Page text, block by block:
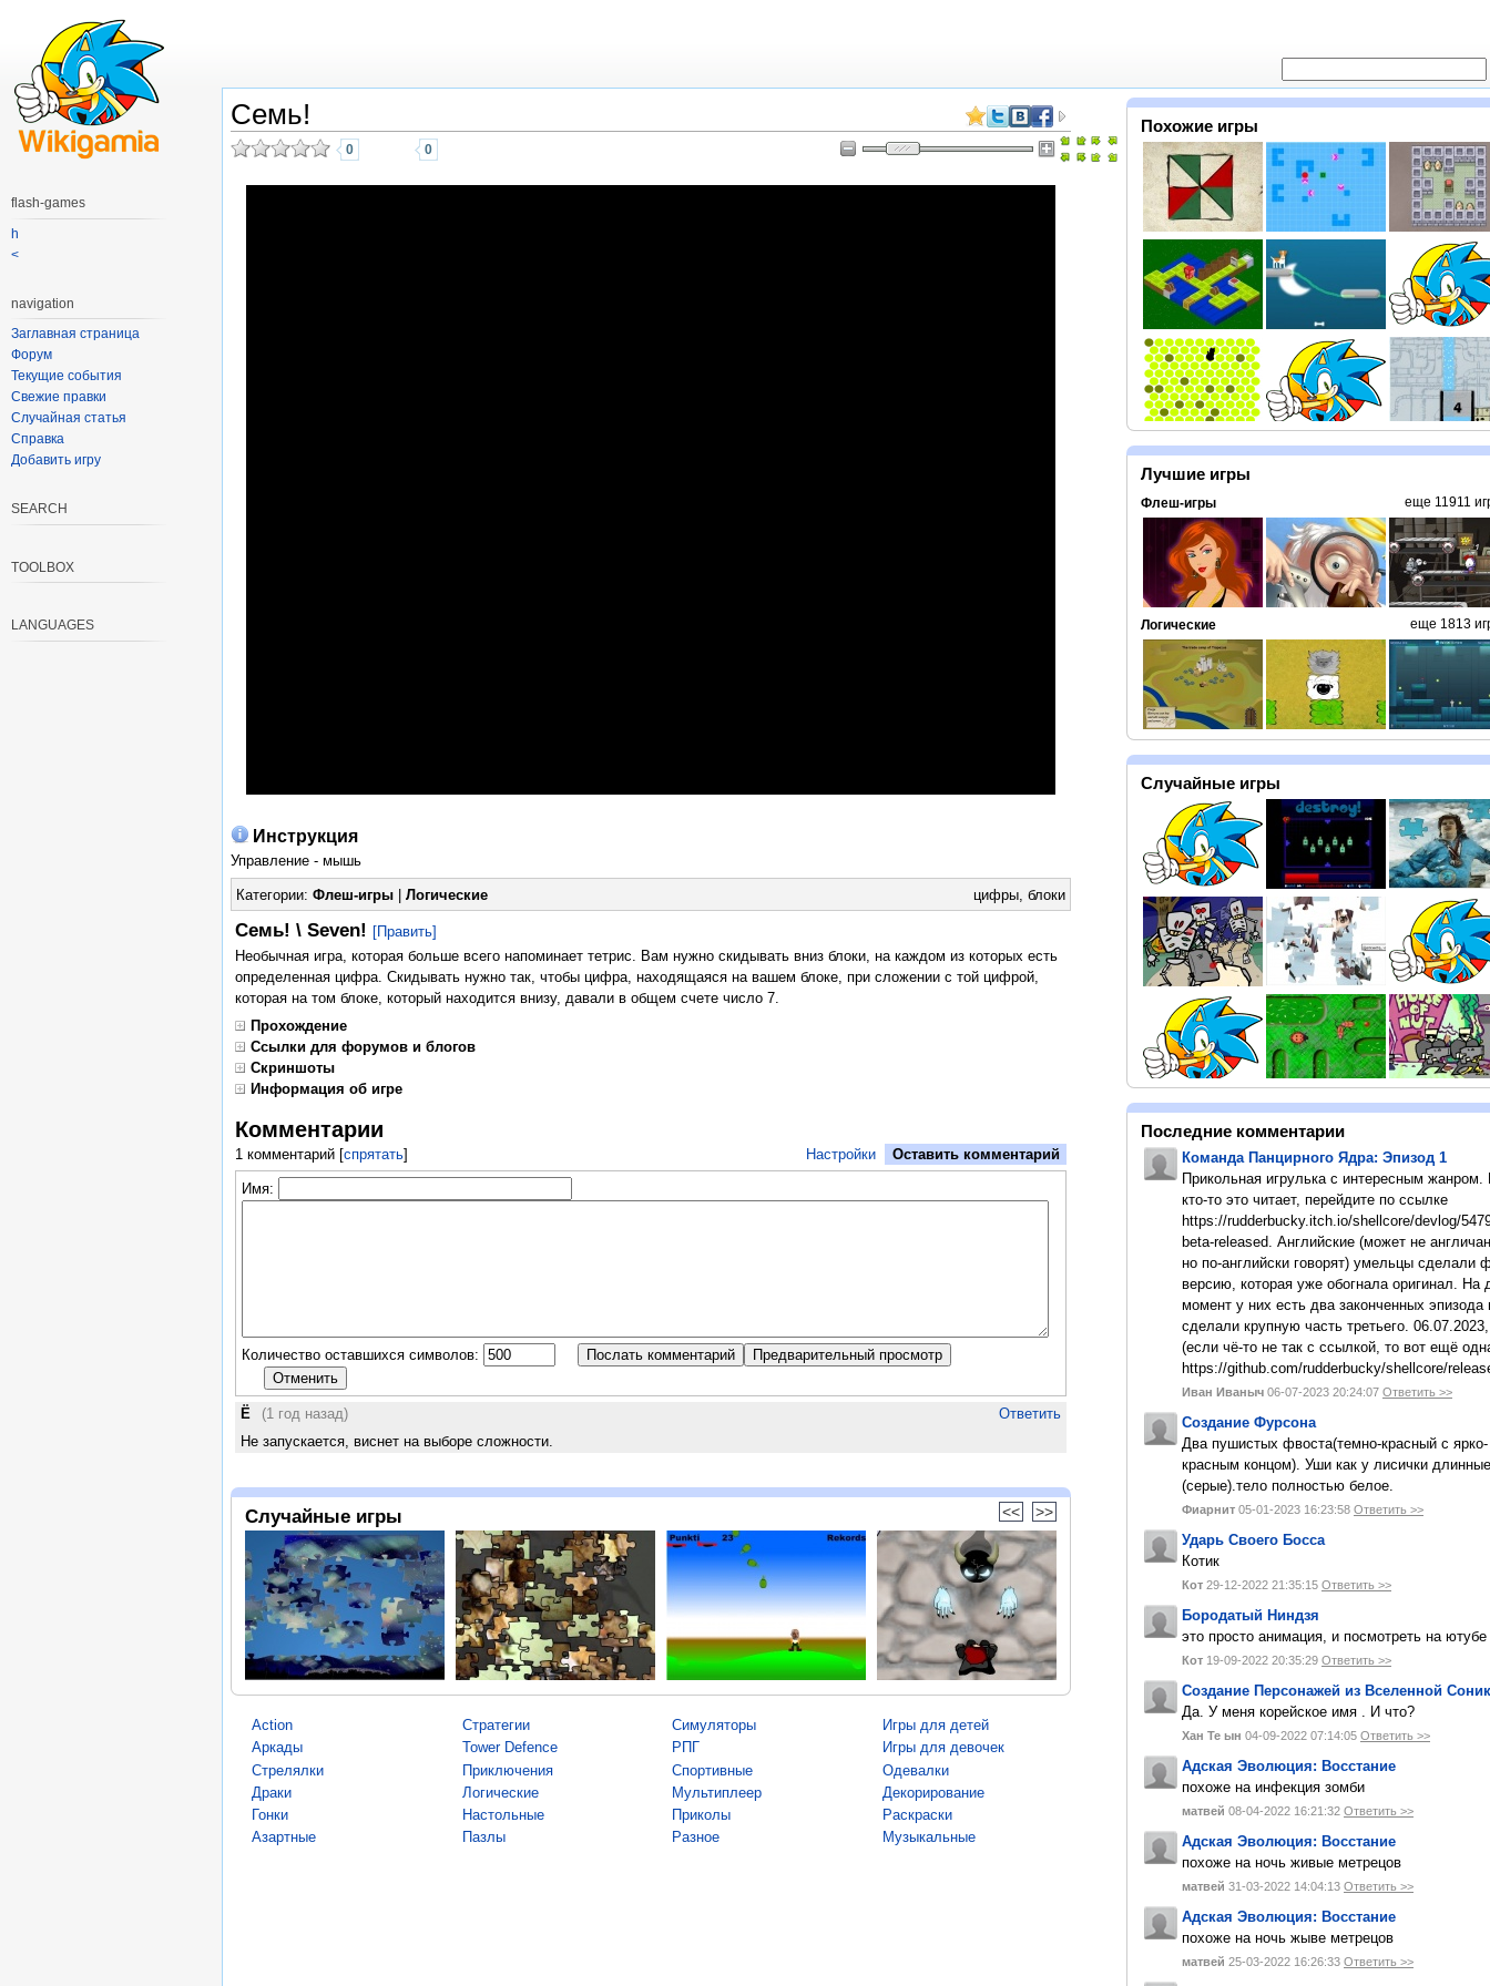
Семь!
0 0
Инструкция
Управление - мышь
Категории: Флеш-игры| Логические цифры,блоки
Семь! \ Seven! [Править]
Необычная игра, которая больше всего напоминает тетрис. Вам нужно скидывать вниз блоки, на каждом из которых есть
определенная цифра. Скидывать нужно так, чтобы цифра, находящаяся на вашем блоке, при сложении с той цифрой,
которая на том блоке, который находится внизу, давали в общем счете число 7.
Прохождение
Ссылки для форумов и блогов
Скриншоты
Информация об игре
Комментарии
1 комментарий[спрятать] Оставить комментарий
Настройки
Имя:
Количество оставшихся символов:
Ё (1 год назад)
Ответить
Не запускается, виснет на выборе сложности.
Случайные игры << >>
Action
Аркады
Стрелялки
Драки
Гонки
Азартные
Стратегии
Tower Defence
Приключения
Логические
Настольные
Пазлы
Симуляторы
РПГ
Спортивные
Мультиплеер
Приколы
Разное
Игры для детей
Игры для девочек
Одевалки
Декорирование
Раскраски
Музыкальные
Похожие игры
Лучшие игры
Флеш-игры еще 11911
Логические еще 1813
Случайные игры
Последние комментарии
Команда Панцирного Ядра: Эпизод 1
Прикольная игрулька с интересным жанром.
кто-то это читает, перейдите по ссылке
https://rudderbucky.itch.io/shellcore/devlog/
beta-released. Английские (может не
но по-английски говорят) умельцы сделали
версию, которая уже обогнала оригинал. На
момент у них есть два законченных эпизода
сделали крупную часть третьего.
(если чё-то не так с ссылкой, то вот ещё
https://github.com/rudderbucky/shellcore/
Иван Иваныч 06-07-2023 20:24:07 Ответить >>
Создание Фурсона
Два пушистых фвоста(темно-красный с ярко-
красным концом). Уши как у лисички длинные
(серые).тело полностью белое.
Фиарнит 05-01-2023 16:23:58 Ответить >>
Ударь Своего Босса
Котик
Кот 29-12-2022 21:35:15 Ответить >>
Бородатый Ниндзя
это просто анимация, и посмотреть на
Кот 19-09-2022 20:35:29 Ответить >>
Создание Персонажей из Вселенной
Да. У меня корейское имя . И что?
Хан Те ын 04-09-2022 07:14:05 Ответить >>
Адская Эволюция: Восстание
похоже на инфекция зомби
матвей 08-04-2022 16:21:32 Ответить >>
Адская Эволюция: Восстание
похоже на ночь живые метрецов
матвей 31-03-2022 14:04:13 Ответить >>
Адская Эволюция: Восстание
похоже на ночь жыве метрецов
матвей 25-03-2022 16:26:33 Ответить >>
flash-games
h
<
navigation
Заглавная страница
Форум
Текущие события
Свежие правки
Случайная статья
Справка
Добавить игру
SEARCH
TOOLBOX
LANGUAGES